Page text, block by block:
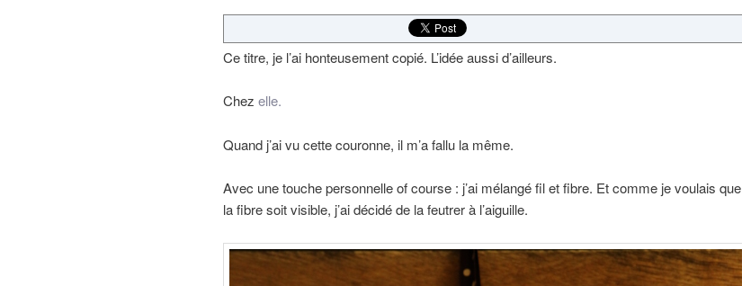
Ce titre, je l’ai honteusement copié. L’idée aussi d’ailleurs.
Chez elle.
Quand j’ai vu cette couronne, il m’a fallu la même.
Avec une touche personnelle of course : j’ai mélangé fil et fibre. Et comme je voulais que
la fibre soit visible, j’ai décidé de la feutrer à l’aiguille.